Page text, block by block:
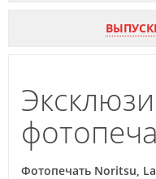
Фотопечать Noritsu,